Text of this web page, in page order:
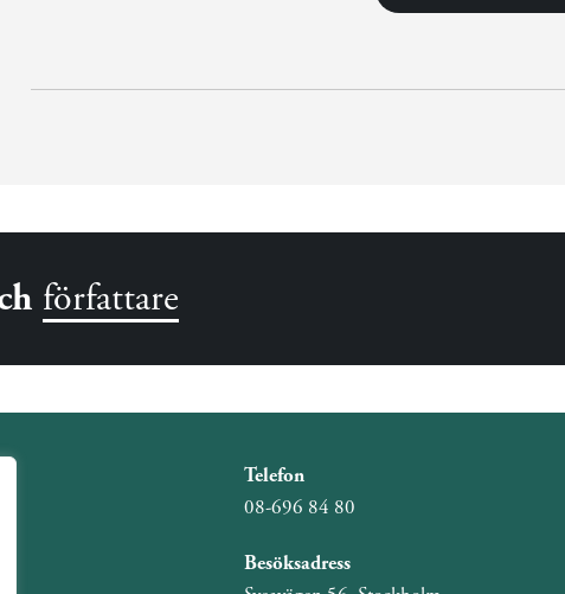
författare
Telefon
08-696 84 80
Besöksadress